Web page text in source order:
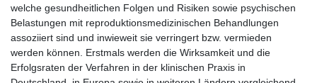
welche gesundheitlichen Folgen und Risiken sowie psychischen
Belastungen mit reproduktionsmedizinischen Behandlungen
assoziiert sind und inwieweit sie verringert bzw. vermieden
werden können. Erstmals werden die Wirksamkeit und die
Erfolgsraten der Verfahren in der klinischen Praxis in